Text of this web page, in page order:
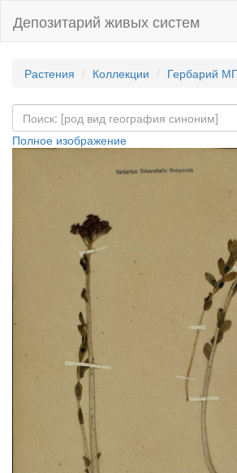
Депозитарий живых систем
Растения Коллекции Гербарий
Полное изображение